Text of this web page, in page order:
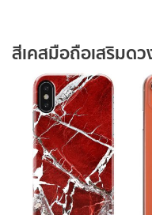
สีเคสมือถือเสริมด